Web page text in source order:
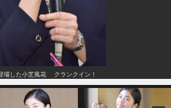
場した小芝風花 クランクイン！